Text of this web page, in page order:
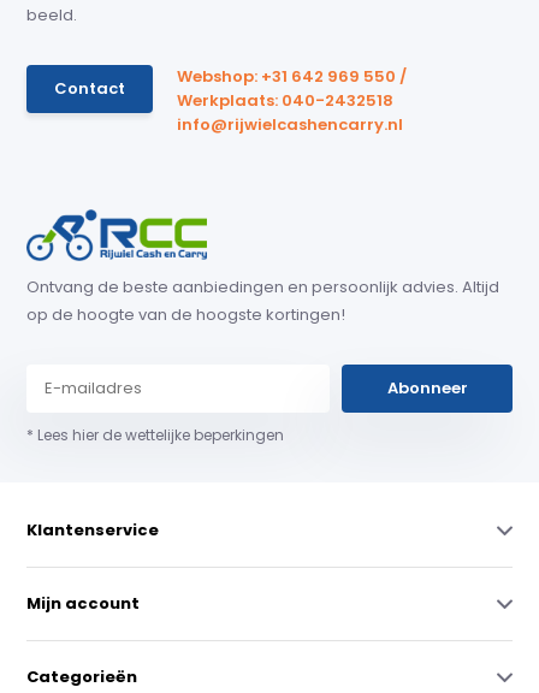
beeld.
Contact
Webshop: +31 642 969 550 /
Werkplaats: 040-2432518
info@rijwielcashencarry.nl
Ontvang de beste aanbiedingen en persoonlijk advies. Altijd
op de hoogte van de hoogste kortingen!
Abonneer
* Lees hier de wettelijke beperkingen
Klantenservice
Mijn account
Categorieën